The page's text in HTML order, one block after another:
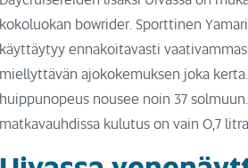
kokoluokan bowrider. Sporttinen
käyttäytyy ennakoitavasti
miellyttävän ajokokemuksen joka
huippunopeus nousee noin 37
matkavauhdissa kulutus on vain 0,7